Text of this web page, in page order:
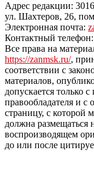
Адрес редакции:
ул. Шахтеров, 26,
Электронная почта:
Контактный телефон:
Все права на
https://zanmsk.ru/,
соответствии с
материалов,
допускается только
правообладателя и с
страницу, с которой
должна размещаться
воспроизводящем
до или после